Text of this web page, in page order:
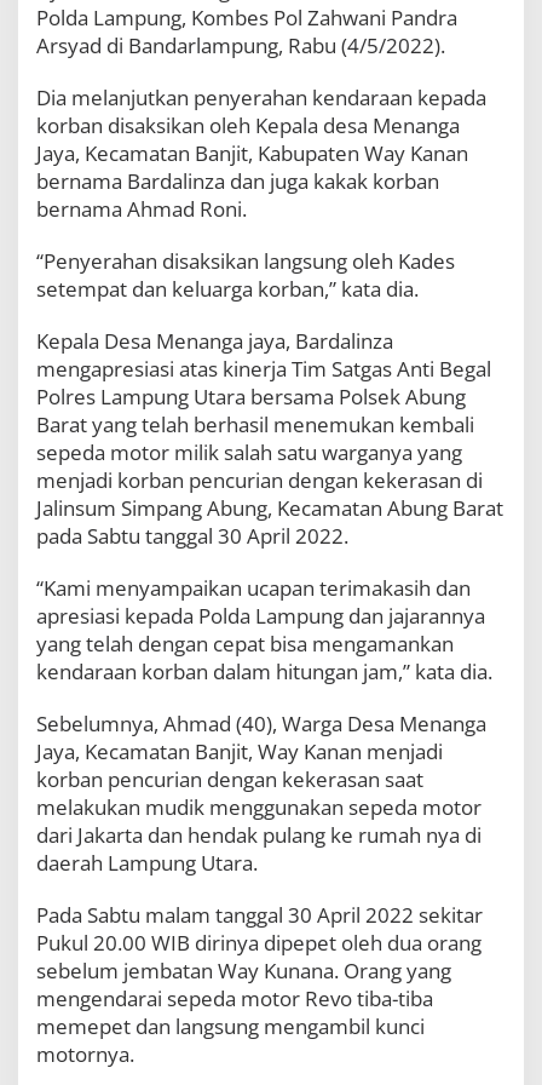
m
d
k
y
n
g
J
i
K
r
b
a
n
P
e
b
e
g
a
n
d
i
m
p
u
a
Polda Lampung, Kombes Pol Zahwani Pandra
Arsyad di Bandarlampung, Rabu (4/5/2022).
Dia melanjutkan penyerahan kendaraan kepada
korban disaksikan oleh Kepala desa Menanga
Jaya, Kecamatan Banjit, Kabupaten Way Kanan
bernama Bardalinza dan juga kakak korban
bernama Ahmad Roni.
“Penyerahan disaksikan langsung oleh Kades
setempat dan keluarga korban,” kata dia.
Kepala Desa Menanga jaya, Bardalinza
mengapresiasi atas kinerja Tim Satgas Anti Begal
Polres Lampung Utara bersama Polsek Abung
Barat yang telah berhasil menemukan kembali
sepeda motor milik salah satu warganya yang
menjadi korban pencurian dengan kekerasan di
Jalinsum Simpang Abung, Kecamatan Abung Barat
pada Sabtu tanggal 30 April 2022.
“Kami menyampaikan ucapan terimakasih dan
apresiasi kepada Polda Lampung dan jajarannya
yang telah dengan cepat bisa mengamankan
kendaraan korban dalam hitungan jam,” kata dia.
Sebelumnya, Ahmad (40), Warga Desa Menanga
Jaya, Kecamatan Banjit, Way Kanan menjadi
korban pencurian dengan kekerasan saat
melakukan mudik menggunakan sepeda motor
dari Jakarta dan hendak pulang ke rumah nya di
daerah Lampung Utara.
Pada Sabtu malam tanggal 30 April 2022 sekitar
Pukul 20.00 WIB dirinya dipepet oleh dua orang
sebelum jembatan Way Kunana. Orang yang
mengendarai sepeda motor Revo tiba-tiba
memepet dan langsung mengambil kunci
motornya.